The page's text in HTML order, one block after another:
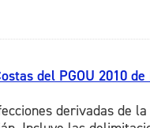
del PGOU 2010
derivadas de